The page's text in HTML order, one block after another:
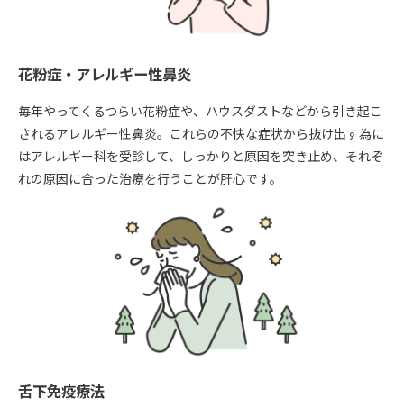
花粉症・アレルギー性鼻炎
毎年やってくるつらい花粉症や、ハウスダストなどから引き起こ
されるアレルギー性鼻炎。これらの不快な症状から抜け出す為に
はアレルギー科を受診して、しっかりと原因を突き止め、それぞ
れの原因に合った治療を行うことが肝心です。
舌下免疫療法